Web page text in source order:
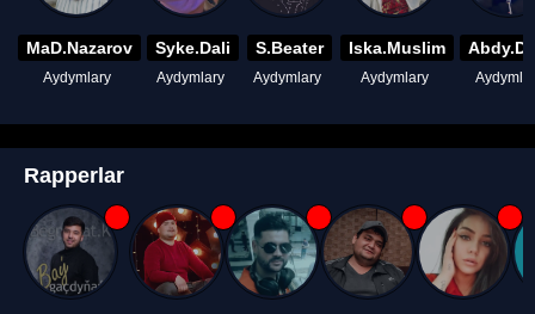
MaD.Nazarov
Aydymlary
Syke.Dali
Aydymlary
S.Beater
Aydymlary
Iska.Muslim
Aydymlary
Rapperlar